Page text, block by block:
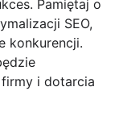
Pamiętaj o
SEO,
konkurencji.
i dotarcia